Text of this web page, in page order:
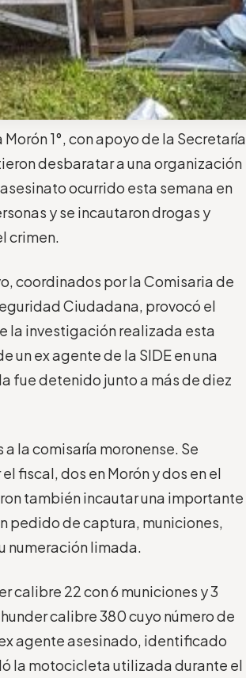
1°, con apoyo de la Secretaría
desbaratar a una organización
ocurrido esta semana en
y se incautaron drogas y
crimen.
coordinados por la Comisaria de
Ciudadana, provocó el
la investigación realizada esta
un ex agente de la SIDE en una
fue detenido junto a más de diez
la comisaría moronense. Se
fiscal, dos en Morón y dos en el
también incautar una importante
pedido de captura, municiones,
numeración limada.
calibre 22 con 6 municiones y 3
calibre 380 cuyo número de
agente asesinado, identificado
la motocicleta utilizada durante el